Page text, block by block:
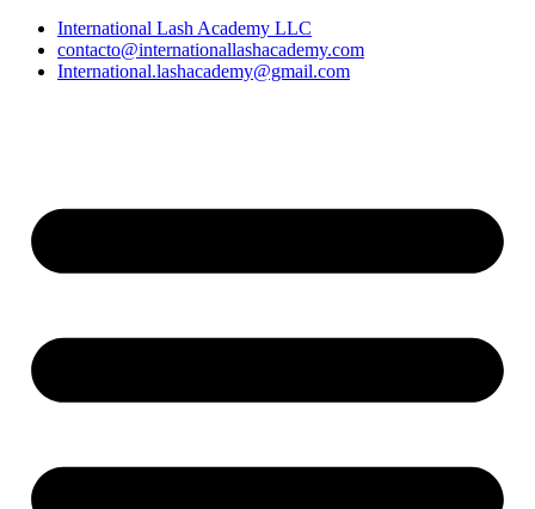
International Lash Academy LLC
contacto@internationallashacademy.com
International.lashacademy@gmail.com